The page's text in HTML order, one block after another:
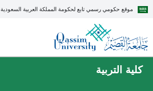
موقع حكومي رسمي تابع لحكومة المملكة العربية السعودية
كلية التربية